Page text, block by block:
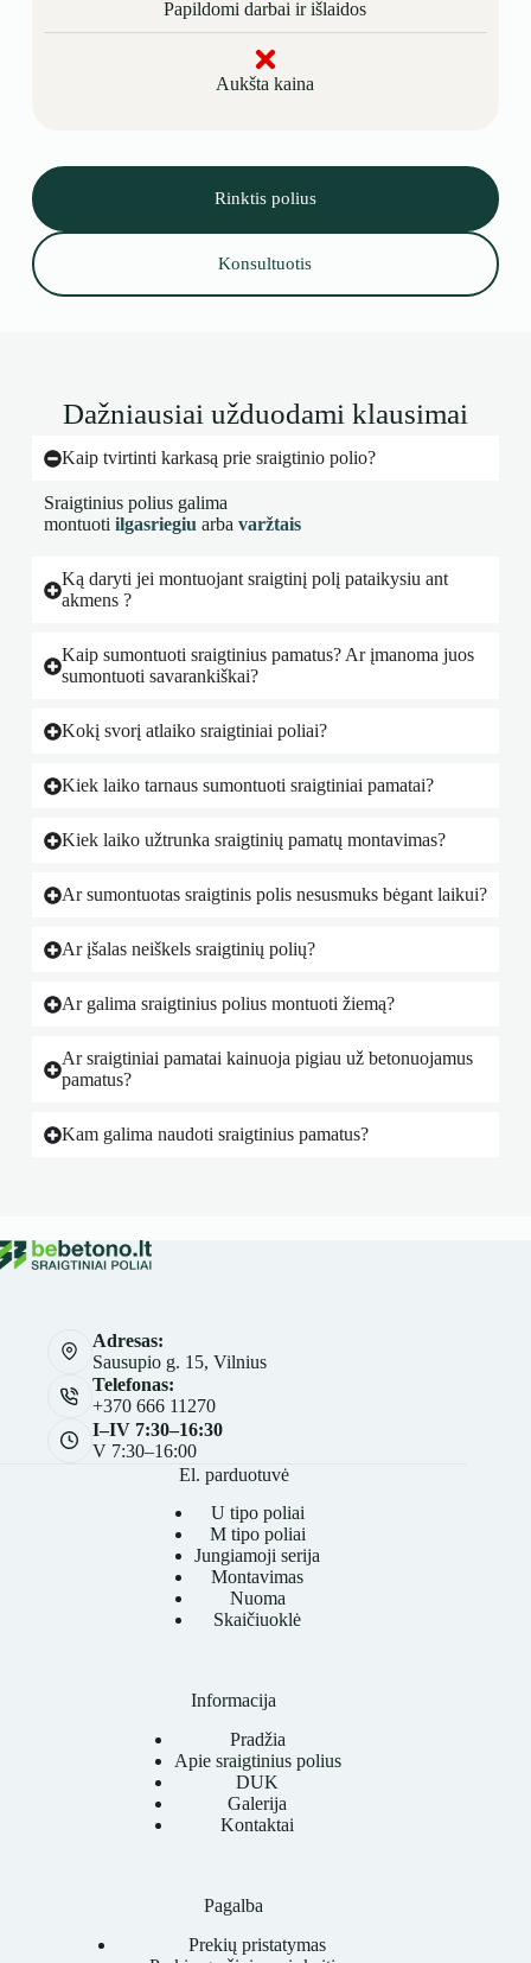
Papildomi darbai ir išlaidos
Aukšta kaina
Rinktis polius
Konsultuotis
Dažniausiai užduodami klausimai
Kaip tvirtinti karkasą prie sraigtinio polio?
Sraigtinius polius galima
montuoti ilgasriegiu arba varžtais
Ką daryti jei montuojant sraigtinį polį pataikysiu ant
akmens ?
Kaip sumontuoti sraigtinius pamatus? Ar įmanoma juos
sumontuoti savarankiškai?
Kokį svorį atlaiko sraigtiniai poliai?
Kiek laiko tarnaus sumontuoti sraigtiniai pamatai?
Kiek laiko užtrunka sraigtinių pamatų montavimas?
Ar sumontuotas sraigtinis polis nesusmuks bėgant laikui?
Ar įšalas neiškels sraigtinių polių?
Ar galima sraigtinius polius montuoti žiemą?
Ar sraigtiniai pamatai kainuoja pigiau už betonuojamus
pamatus?
Kam galima naudoti sraigtinius pamatus?
Adresas:
Sausupio g. 15, Vilnius
Telefonas:
+370 666 11270
I–IV 7:30–16:30
V 7:30–16:00
El. parduotuvė
U tipo poliai
M tipo poliai
Jungiamoji serija
Montavimas
Nuoma
Skaičiuoklė
Informacija
Pradžia
Apie sraigtinius polius
DUK
Galerija
Kontaktai
Pagalba
Prekių pristatymas